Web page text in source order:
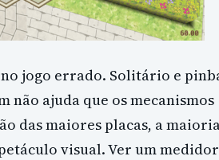
jogo errado. Solitário e
não ajuda que os mecanismos
das maiores placas, a
visual. Ver um medidor